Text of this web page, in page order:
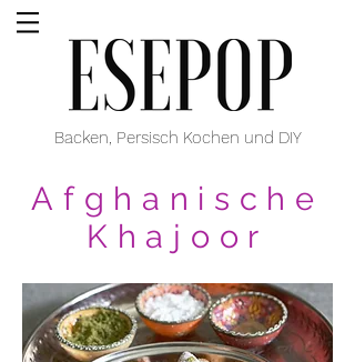
Backen, Persisch Kochen und DIY
Afghanische
Khajoor